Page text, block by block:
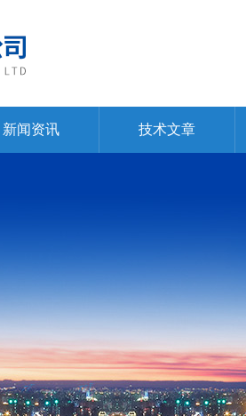
新闻资讯 技术文章